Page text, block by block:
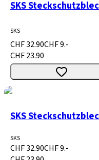
SKS
CHF 32.90CHF 9.-
CHF 23.90
SKS
CHF 32.90CHF 9.-